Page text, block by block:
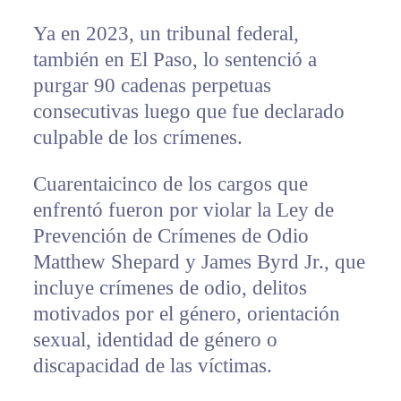
Ya en 2023, un tribunal federal,
también en El Paso, lo sentenció a
purgar 90 cadenas perpetuas
consecutivas luego que fue declarado
culpable de los crímenes.
Cuarentaicinco de los cargos que
enfrentó fueron por violar la Ley de
Prevención de Crímenes de Odio
Matthew Shepard y James Byrd Jr., que
incluye crímenes de odio, delitos
motivados por el género, orientación
sexual, identidad de género o
discapacidad de las víctimas.